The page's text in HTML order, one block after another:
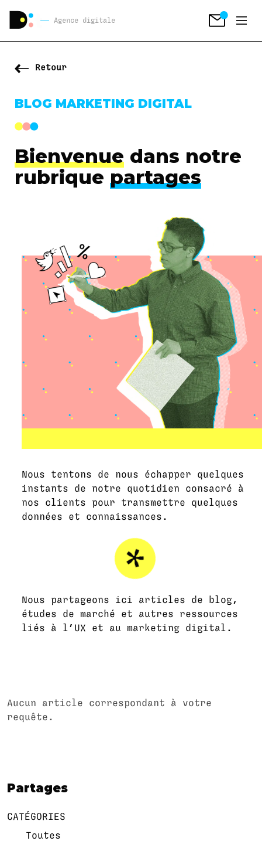
Agence digitale
Retour
BLOG MARKETING DIGITAL
Bienvenue dans notre
rubrique partages
Nous tentons de nous échapper quelques
instants de notre quotidien consacré à
nos clients pour transmettre quelques
données et connaissances.
Nous partageons ici articles de blog,
études de marché et autres ressources
liés à l’UX et au marketing digital.
Aucun article correspondant à votre
requête.
Partages
CATÉGORIES
Toutes